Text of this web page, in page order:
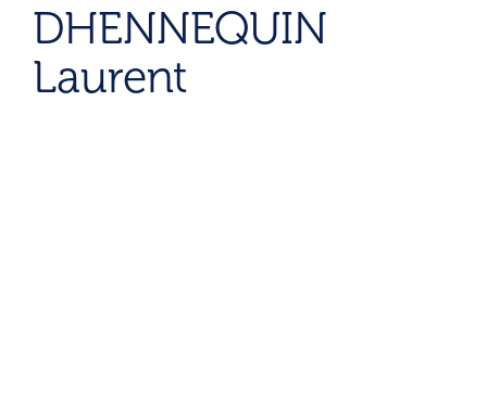
DHENNEQUIN
Laurent